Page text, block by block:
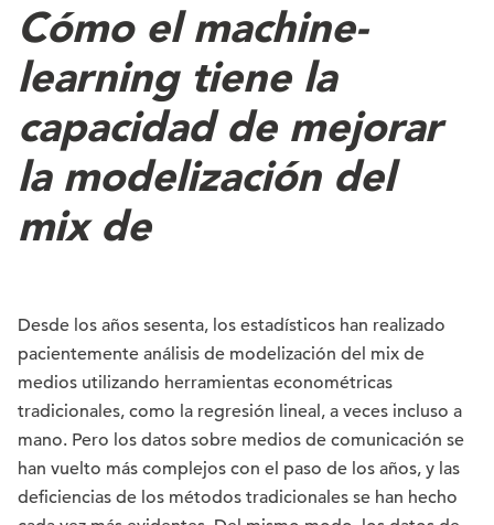
Cómo el machine-
learning tiene la
capacidad de mejorar
la modelización del
mix de
Desde los años sesenta, los estadísticos han realizado
pacientemente análisis de modelización del mix de
medios utilizando herramientas econométricas
tradicionales, como la regresión lineal, a veces incluso a
mano. Pero los datos sobre medios de comunicación se
han vuelto más complejos con el paso de los años, y las
deficiencias de los métodos tradicionales se han hecho